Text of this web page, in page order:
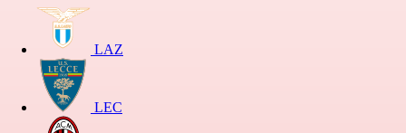
LAZ
LEC